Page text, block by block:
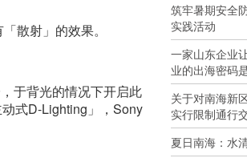
散射」的效果。
于背光的情况下开启此
式D-Lighting」，Sony
筑牢暑期安全
实践活动
一家山东企业
业的出海密码
关于对南海新
实行限制通行
夏日南海：水